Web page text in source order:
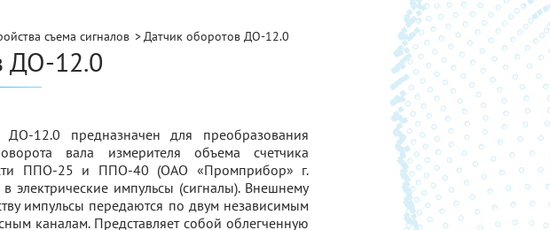
съема сигналов Датчик оборотов ДО-12.0
ДО-12.0
ДО-12.0 предназначен для преобразования
вала измерителя объема счетчика
ППО-25 и ППО-40 (ОАО «Промприбор» г.
электрические импульсы (сигналы). Внешнему
импульсы передаются по двум независимым
каналам. Представляет собой облегченную